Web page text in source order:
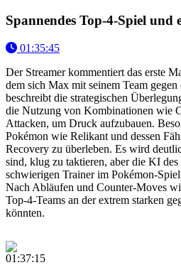
Spannendes Top-4-Spiel und
01:35:45
Der Streamer kommentiert das erste
dem sich Max mit seinem Team
beschreibt die strategischen
die Nutzung von Kombinationen wie
Attacken, um Druck aufzubauen.
Pokémon wie Relikant und dessen
Recovery zu überleben. Es wird
sind, klug zu taktieren, aber die KI des
schwierigen Trainer im Pokémon-
Nach Abläufen und Counter-Moves
Top-4-Teams an der extrem starken
könnten.
01:37:15